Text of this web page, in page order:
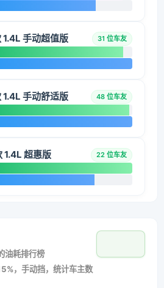
手动超值版 31 位车友
手动舒适版 48 位车友
1.4L 超惠版 22 位车友
油耗排行榜
，手动挡，统计车主数